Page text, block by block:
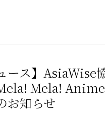
ース】AsiaWise
Mela! Anime
お知らせ